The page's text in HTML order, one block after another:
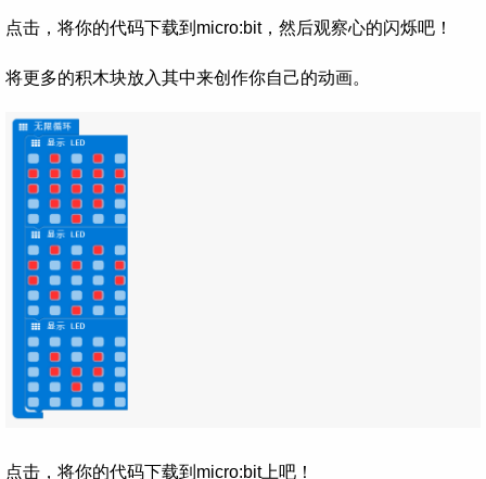
点击，将你的代码下载到micro:bit，然后观察心的闪烁吧！
将更多的积木块放入其中来创作你自己的动画。
点击，将你的代码下载到micro:bit上吧！